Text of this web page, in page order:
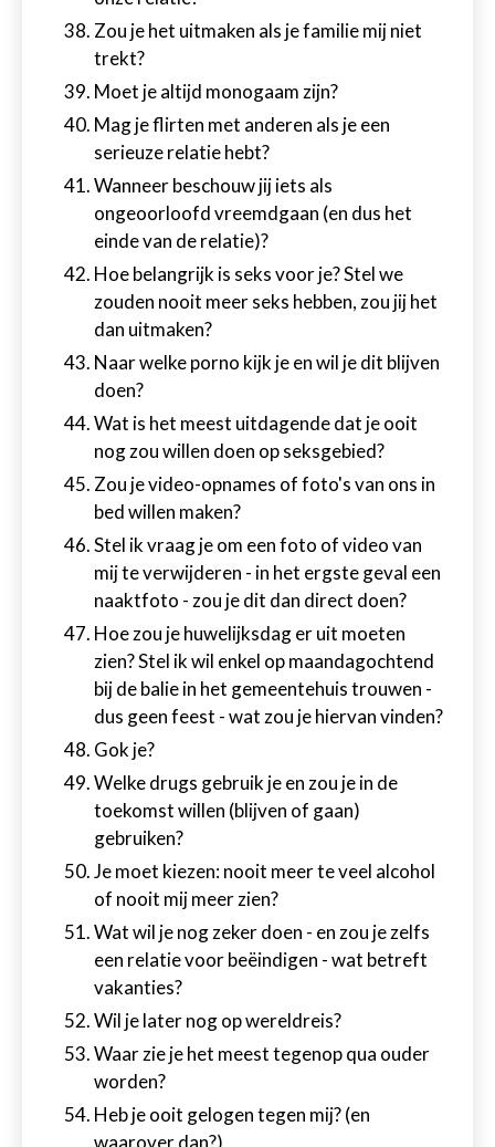
Zou je het uitmaken als je familie mij niet
trekt?
Moet je altijd monogaam zijn?
Mag je flirten met anderen als je een
serieuze relatie hebt?
Wanneer beschouw jij iets als
ongeoorloofd vreemdgaan (en dus het
einde van de relatie)?
Hoe belangrijk is seks voor je? Stel we
zouden nooit meer seks hebben, zou jij het
dan uitmaken?
Naar welke porno kijk je en wil je dit blijven
doen?
Wat is het meest uitdagende dat je ooit
nog zou willen doen op seksgebied?
Zou je video-opnames of foto's van ons in
bed willen maken?
Stel ik vraag je om een foto of video van
mij te verwijderen - in het ergste geval een
naaktfoto - zou je dit dan direct doen?
Hoe zou je huwelijksdag er uit moeten
zien? Stel ik wil enkel op maandagochtend
bij de balie in het gemeentehuis trouwen -
dus geen feest - wat zou je hiervan vinden?
Gok je?
Welke drugs gebruik je en zou je in de
toekomst willen (blijven of gaan)
gebruiken?
Je moet kiezen: nooit meer te veel alcohol
of nooit mij meer zien?
Wat wil je nog zeker doen - en zou je zelfs
een relatie voor beëindigen - wat betreft
vakanties?
Wil je later nog op wereldreis?
Waar zie je het meest tegenop qua ouder
worden?
Heb je ooit gelogen tegen mij? (en
waarover dan?)